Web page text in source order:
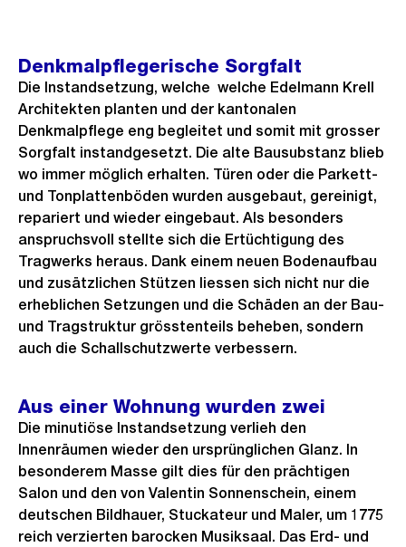
e
r
i
g
e
s
t
s
i
d
i
n
G
r
o
s
s
h
t
Denkmalpflegerische Sorgfalt
Die Instandsetzung, welche welche Edelmann Krell
Architekten planten und der kantonalen
Denkmalpflege eng begleitet und somit mit grosser
Sorgfalt instandgesetzt. Die alte Bausubstanz blieb
wo immer möglich erhalten. Türen oder die Parkett-
und Tonplattenböden wurden ausgebaut, gereinigt,
repariert und wieder eingebaut. Als besonders
anspruchsvoll stellte sich die Ertüchtigung des
Tragwerks heraus. Dank einem neuen Bodenaufbau
und zusätzlichen Stützen liessen sich nicht nur die
erheblichen Setzungen und die Schäden an der Bau-
und Tragstruktur grösstenteils beheben, sondern
auch die Schallschutzwerte verbessern.
Aus einer Wohnung wurden zwei
Die minutiöse Instandsetzung verlieh den
Innenräumen wieder den ursprünglichen Glanz. In
besonderem Masse gilt dies für den prächtigen
Salon und den von Valentin Sonnenschein, einem
deutschen Bildhauer, Stuckateur und Maler, um 1775
reich verzierten barocken Musiksaal. Das Erd- und